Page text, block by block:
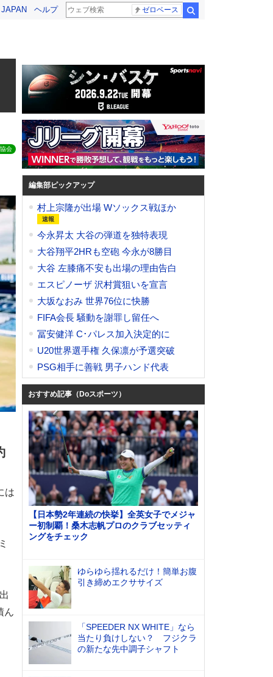
ヘルプ ゼロベース
会
は
ん
編集部ピックアップ
村上宗隆が出場 Wソックス戦ほか
今永昇太 大谷の弾道を独特表現
大谷翔平2HRも空砲 今永が8勝目
大谷 左膝痛不安も出場の理由告白
エスピノーザ 沢村賞狙いを宣言
大坂なおみ 世界76位に快勝
FIFA会長 騒動を謝罪し留任へ
冨安健洋 C･パレス加入決定的に
U20世界選手権 久保凛が予選突破
PSG相手に善戦 男子ハンド代表
おすすめ記事（Doスポーツ）
【日本勢2年連続の快挙】全英女子でメジャ
ー初制覇！桑木志帆プロのクラブセッティ
ングをチェック
ゆらゆら揺れるだけ！簡単お腹
引き締めエクササイズ
「SPEEDER NX WHITE」なら
当たり負けしない？ フジクラ
の新たな先中調子シャフト